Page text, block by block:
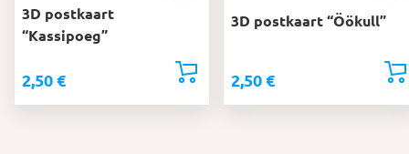
3D postkaart
“Kassipoeg”
2,50 €
3D postkaart “Öökull”
2,50 €